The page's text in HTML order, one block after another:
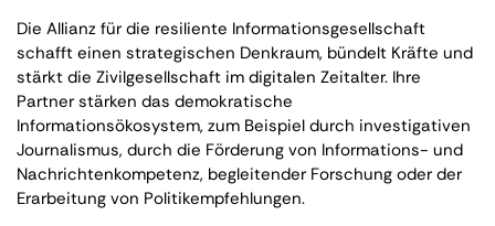
Die Allianz für die resiliente Informationsgesellschaft
schafft einen strateg­ischen Denkraum, bündelt Kräfte und
stärkt die Zivil­gesell­schaft im digitalen Zeitalter. Ihre
Partner stärken das demokratische
Informationsökosystem, zum Beispiel durch investigativen
Journalismus, durch die Förderung von Informations- und
Nachrichten­kompetenz, begleitender Forschung oder der
Erarbeitung von Politik­empfehlungen.